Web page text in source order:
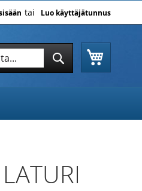
Luo käyttäjätunnus